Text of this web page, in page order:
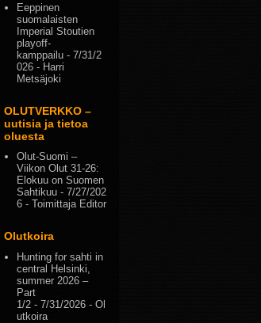
Eeppinen
suomalaisten
Imperial Stoutien
playoff-
kamppailu - 7/31/2
026 - Harri
Metsäjoki
OLUTVERKKO –
uutisia ja tietoa
oluesta
Olut-Suomi –
Viikon Olut 31-26:
Elokuu on Suomen
Sahtikuu - 7/27/202
6 - Toimittaja Editor
Olutkoira
Hunting for sahti in
central Helsinki,
summer 2026 –
Part
1/2 - 7/31/2026 - Ol
utkoira